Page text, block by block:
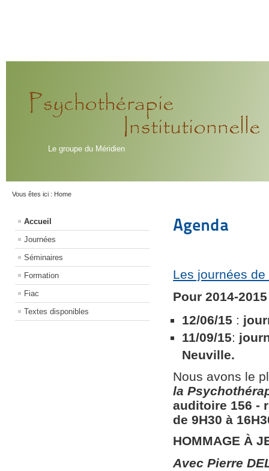
Le groupe du Méridien
Vous êtes ici : Home
Accueil
Journées
Séminaires
Formation
Fiac
Textes disponibles
Agenda
Les journées
Pour 2014-
12/06/15 :
11/09/15:
Neuville.
Nous avons le
la
auditoire 156​ ​-
de 9H30 à
HOMMAGE À
Avec Pierre